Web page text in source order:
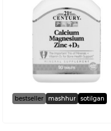
bestseller mashhur sotilgan